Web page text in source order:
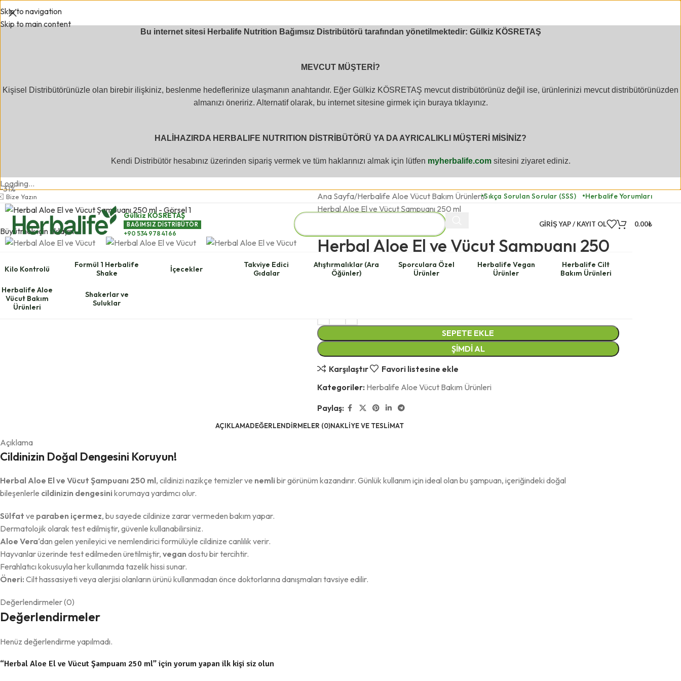
Bu internet sitesi Herbalife Nutrition Bağımsız Distribütörü tarafından yönetilmektedir: Gülkiz KÖSRETAŞ
MEVCUT MÜŞTERİ?
Kişisel Distribütörünüzle olan birebir ilişkiniz, beslenme hedeflerinize ulaşmanın anahtarıdır. Eğer Gülkiz KÖSRETAŞ mevcut distribütörünüz değil ise, ürünlerinizi mevcut distribütörünüzden
almanızı öneririz. Alternatif olarak, bu internet sitesine girmek için buraya tıklayınız.
HALİHAZIRDA HERBALIFE NUTRITION DİSTRİBÜTÖRÜ YA DA AYRICALIKLI MÜŞTERİ MİSİNİZ?
Kendi Distribütör hesabınız üzerinden sipariş vermek ve tüm haklarınızı almak için lütfen myherbalife.com sitesini ziyaret ediniz.
Loading...
Skip to navigation
Skip to main content
Bize Yazın Sıkça Sorulan Sorular (SSS) Herbalife Yorumları
Gülkiz KÖSRETAŞ
BAĞIMSIZ DİSTRİBÜTÖR
+90 534 978 41 66
GIRIŞ YAP / KAYIT OL 0.00₺
Kilo Kontrolü
Formül 1 Herbalife
Shake
İçecekler
Takviye Edici
Gıdalar
Atıştırmalıklar (Ara
Öğünler)
Sporculara Özel
Ürünler
Herbalife Vegan
Ürünler
Herbalife Cilt
Bakım Ürünleri
Herbalife Aloe
Vücut Bakım
Ürünleri
Shakerlar ve
Suluklar
-31%
Büyütmek için tıklayın
Ana Sayfa Herbalife Aloe Vücut Bakım Ürünleri
Herbal Aloe El ve Vücut Şampuanı 250 ml
Herbal Aloe El ve Vücut Şampuanı 250
ml
SEPETE EKLE
ŞIMDI AL
Karşılaştır
Favori listesine ekle
Kategoriler: Herbalife Aloe Vücut Bakım Ürünleri
Paylaş:
AÇIKLAMADEĞERLENDIRMELER (0)NAKLIYE VE TESLIMAT
Açıklama
Cildinizin Doğal Dengesini Koruyun!
Herbal Aloe El ve Vücut Şampuanı 250 ml, cildinizi nazikçe temizler ve nemli bir görünüm kazandırır. Günlük kullanım için ideal olan bu şampuan, içeriğindeki doğal
bileşenlerle cildinizin dengesini korumaya yardımcı olur.
Sülfat ve paraben içermez, bu sayede cildinize zarar vermeden bakım yapar.
Dermatolojik olarak test edilmiştir, güvenle kullanabilirsiniz.
Aloe Vera‘dan gelen yenileyici ve nemlendirici formülüyle cildinize canlılık verir.
Hayvanlar üzerinde test edilmeden üretilmiştir, vegan dostu bir tercihtir.
Ferahlatıcı kokusuyla her kullanımda tazelik hissi sunar.
Öneri: Cilt hassasiyeti veya alerjisi olanların ürünü kullanmadan önce doktorlarına danışmaları tavsiye edilir.
Değerlendirmeler (0)
Değerlendirmeler
Henüz değerlendirme yapılmadı.
“Herbal Aloe El ve Vücut Şampuanı 250 ml” için yorum yapan ilk kişi siz olun